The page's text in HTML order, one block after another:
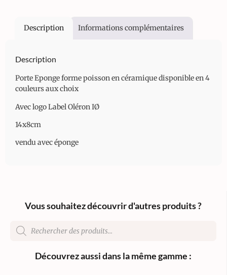
Description Informations complémentaires
Description
Porte Eponge forme poisson en céramique disponible en 4
couleurs aux choix
Avec logo Label Oléron IØ
14x8cm
vendu avec éponge
Vous souhaitez découvrir d'autres produits ?
Découvrez aussi dans la même gamme :